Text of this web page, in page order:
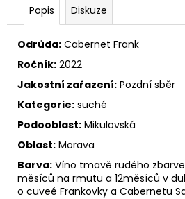
Popis Diskuze
Odrůda: Cabernet Frank
Ročník: 2022
Jakostní zařazení: Pozdní sběr
Kategorie: suché
Podooblast: Mikulovská
Oblast: Morava
Barva: Víno tmavě rudého
měsíců na rmutu a 12měsíců v
o cuveé Frankovky a Cabernetu
e
m
e
FRIZZANTE
BUBLINA
Kč